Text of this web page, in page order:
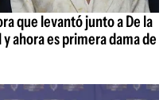
que levantó junto a De la
ahora es primera dama de